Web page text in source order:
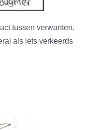
tussen verwanten.
als iets verkeerds